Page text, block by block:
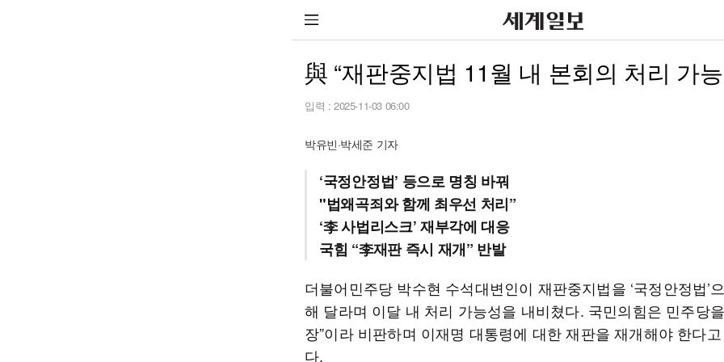
與 “재판중지법 11월 내 본회의 처리 가
입력 : 2025-11-03 06:00
박유빈·박세준 기자
‘국정안정법’ 등으로 명칭 바꿔
"법왜곡죄와 함께 최우선 처리”
‘李 사법리스크’ 재부각에 대응
국힘 “李재판 즉시 재개” 반발
더불어민주당 박수현 수석대변인이 재판중지법을 ‘국정안정법’
해 달라며 이달 내 처리 가능성을 내비쳤다. 국민의힘은 민주당
장”이라 비판하며 이재명 대통령에 대한 재판을 재개해야 한다
다.